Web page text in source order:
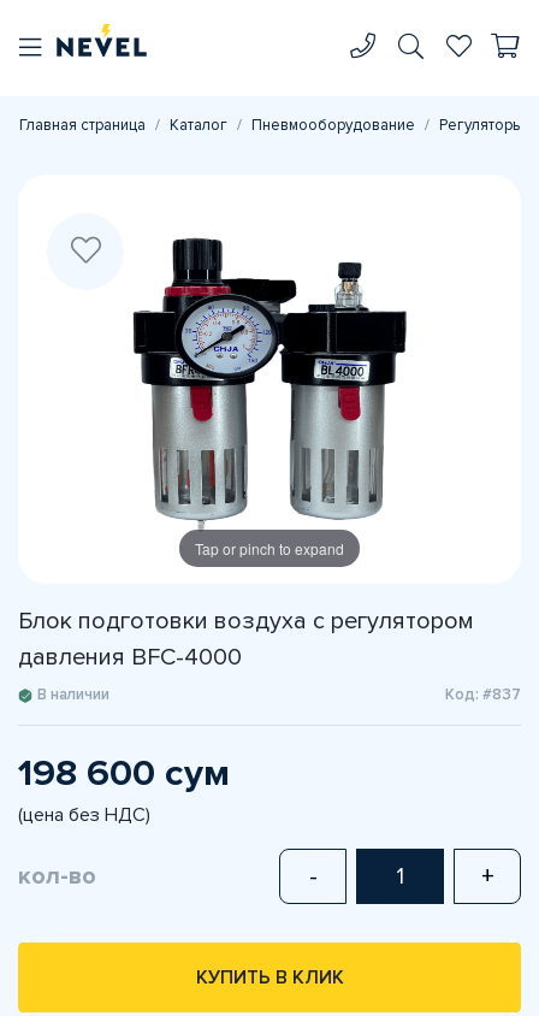
Главная страница Каталог Пневмооборудование Регуляторы
Tap or pinch to expand
Блок подготовки воздуха с регулятором
давления BFC-4000
В наличии Код: #837
198 600 сум
(цена без НДС)
кол-во - +
КУПИТЬ В КЛИК